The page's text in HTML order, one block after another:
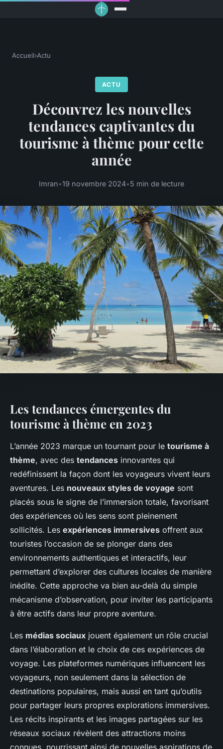
Accueil›Actu
ACTU
Découvrez les nouvelles
tendances captivantes du
tourisme à thème pour cette
année
Imran•19 novembre 2024•5 min de lecture
Les tendances émergentes du
tourisme à thème en 2023
L’année 2023 marque un tournant pour le tourisme à
thème, avec des tendances innovantes qui
redéfinissent la façon dont les voyageurs vivent leurs
aventures. Les nouveaux styles de voyage sont
placés sous le signe de l’immersion totale, favorisant
des expériences où les sens sont pleinement
sollicités. Les expériences immersives offrent aux
touristes l’occasion de se plonger dans des
environnements authentiques et interactifs, leur
permettant d’explorer des cultures locales de manière
inédite. Cette approche va bien au-delà du simple
mécanisme d’observation, pour inviter les participants
à être actifs dans leur propre aventure.
Les médias sociaux jouent également un rôle crucial
dans l’élaboration et le choix de ces expériences de
voyage. Les plateformes numériques influencent les
voyageurs, non seulement dans la sélection de
destinations populaires, mais aussi en tant qu’outils
pour partager leurs propres explorations immersives.
Les récits inspirants et les images partagées sur les
réseaux sociaux révèlent des attractions moins
connues, nourrissant ainsi de nouvelles aspirations de